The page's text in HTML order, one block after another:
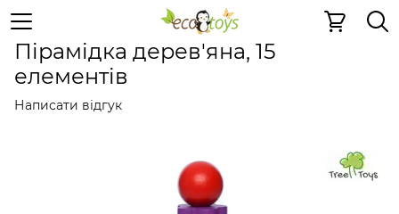
Розумні іграшки Розумні іграшки Tree
Пірамідка дерев'яна, 15
елементів
Написати відгук